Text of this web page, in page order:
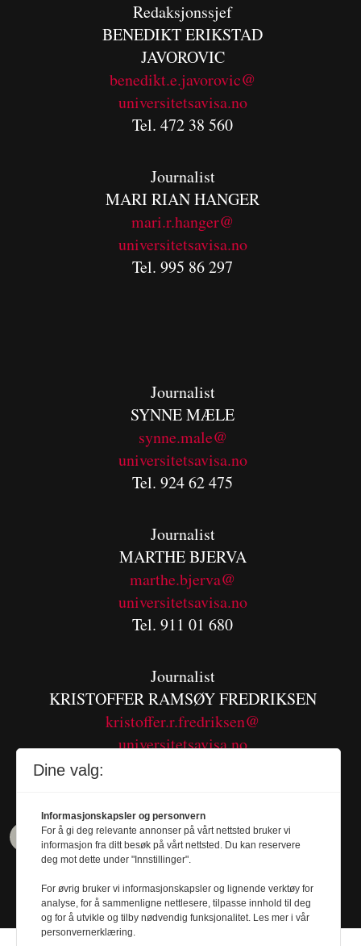
Redaksjonssjef
BENEDIKTERIKSTAD
JAVOROVIC
benedikt.e.javorovic@
universitetsavisa.no
Tel. 472 38 560
Journalist
MARI RIAN HANGER
mari.r.hanger@
universitetsavisa.no
Tel. 995 86 297
Journalist
SYNNE MÆLE
synne.male@
universitetsavisa.no
Tel. 924 62 475
Journalist
MARTHE BJERVA
marthe.bjerva@
universitetsavisa.no
Tel. 911 01 680
Journalist
KRISTOFFER RAMSØY FREDRIKSEN
kristoffer.r.fredriksen@
universitetsavisa.no
Dine valg:
Informasjonskapsler og personvern
For å gi deg relevante annonser på vårt nettsted bruker vi
informasjon fra ditt besøk på vårt nettsted. Du kan reservere
deg mot dette under "Innstillinger".
For øvrig bruker vi informasjonskapsler og lignende verktøy for
analyse, for å sammenligne nettlesere, tilpasse innhold til deg
og for å utvikle og tilby nødvendig funksjonalitet. Les mer i vår
personvernerklæring.